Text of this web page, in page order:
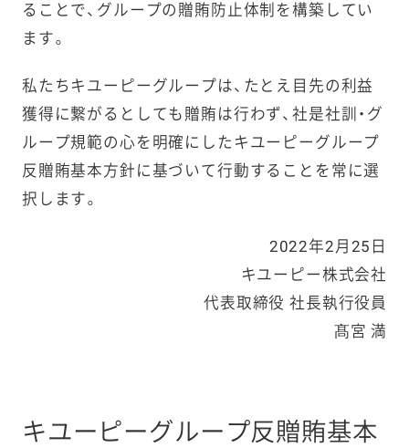
ることで、グループの贈賄防止体制を構築してい
ます。
私たちキユーピーグループは、たとえ目先の利益
獲得に繋がるとしても贈賄は行わず、社是社訓・グ
ループ規範の心を明確にしたキユーピーグループ
反贈賄基本方針に基づいて行動することを常に選
択します。
2022年2月25日
キユーピー株式会社
代表取締役 社長執行役員
髙宮 満
キユーピーグループ反贈賄基本